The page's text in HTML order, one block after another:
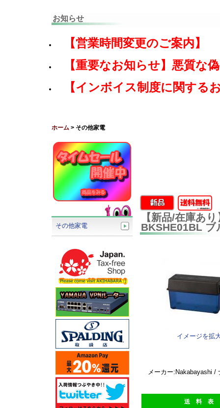
お知らせ
【営業時間変更のご案内】
【重要なお知らせ】悪質な
【インボイス制度に関する
ホーム > その他家電
【新品/在庫あ
BKSHE01BL ブ
イメージを拡
メーカー:Nakabayashi /
送 料 表
その他家電